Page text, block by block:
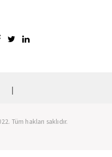
|
Tüm hakları saklıdır.